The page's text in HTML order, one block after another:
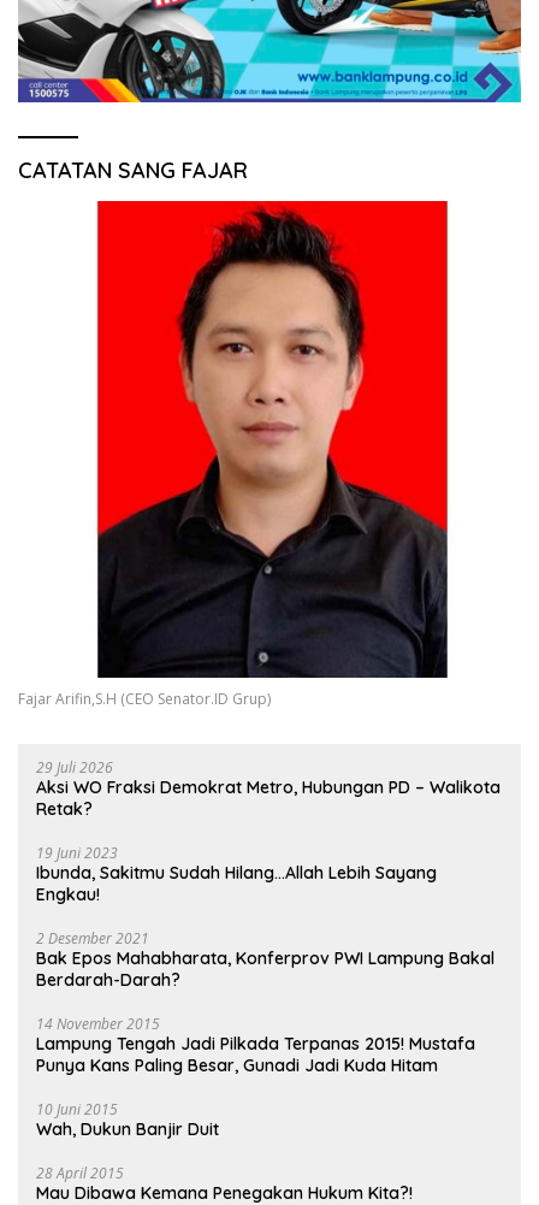
CATATAN SANG FAJAR
Fajar Arifin,S.H (CEO Senator.ID Grup)
29 Juli 2026
Aksi WO Fraksi Demokrat Metro, Hubungan PD – Walikota
Retak?
19 Juni 2023
Ibunda, Sakitmu Sudah Hilang…Allah Lebih Sayang
Engkau!
2 Desember 2021
Bak Epos Mahabharata, Konferprov PWI Lampung Bakal
Berdarah-Darah?
14 November 2015
Lampung Tengah Jadi Pilkada Terpanas 2015! Mustafa
Punya Kans Paling Besar, Gunadi Jadi Kuda Hitam
10 Juni 2015
Wah, Dukun Banjir Duit
28 April 2015
Mau Dibawa Kemana Penegakan Hukum Kita?!